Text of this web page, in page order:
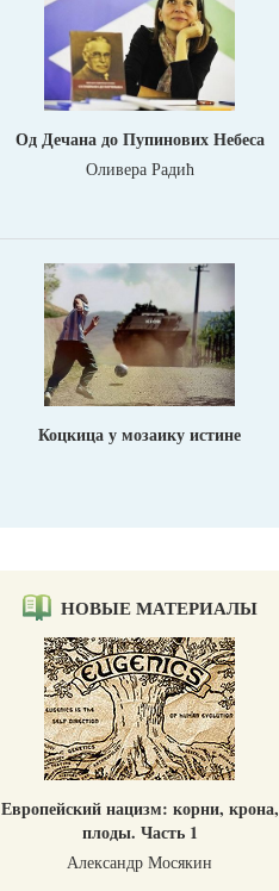
Од Дечана до Пупинових Небеса
Оливера Радић
Коцкица у мозаику истине
НОВЫЕ МАТЕРИАЛЫ
Европейский нацизм: корни, крона,
плоды. Часть 1
Александр Мосякин